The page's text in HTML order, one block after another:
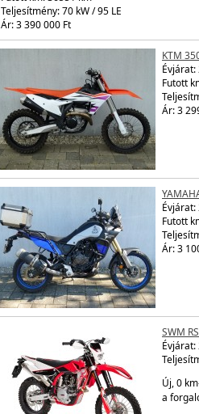
Teljesítmény: 70 kW / 95 LE
Ár: 3 390 000 Ft
KTM
Évjárat:
Futott
Ár: 3
Évjárat:
Futott
Ár: 3
SWM
Évjárat:
Új, 0
a